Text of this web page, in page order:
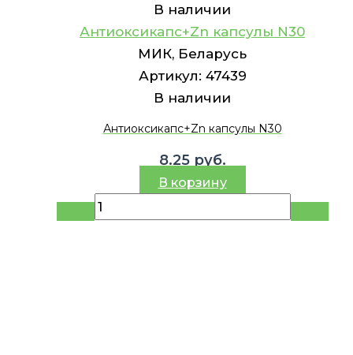
В наличии
Антиоксикапс+Zn капсулы N30
МИК, Беларусь
Артикул: 47439
В наличии
Антиоксикапс+Zn капсулы N30
8.25 руб.
В корзину